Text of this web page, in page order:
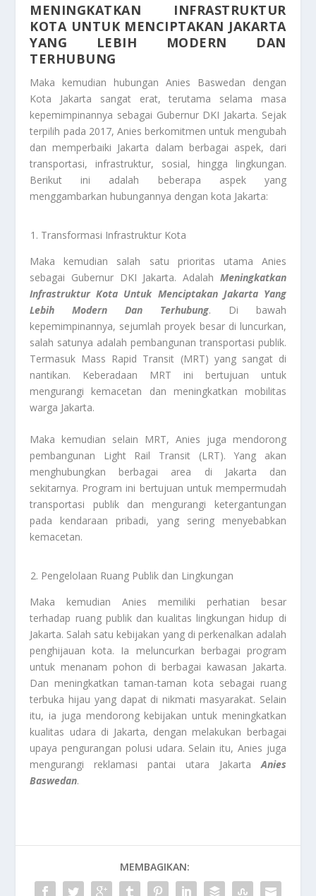
MENINGKATKAN INFRASTRUKTUR
KOTA UNTUK MENCIPTAKAN JAKARTA
YANG LEBIH MODERN DAN
TERHUBUNG
Maka kemudian hubungan Anies Baswedan dengan
Kota Jakarta sangat erat, terutama selama masa
kepemimpinannya sebagai Gubernur DKI Jakarta. Sejak
terpilih pada 2017, Anies berkomitmen untuk mengubah
dan memperbaiki Jakarta dalam berbagai aspek, dari
transportasi, infrastruktur, sosial, hingga lingkungan.
Berikut ini adalah beberapa aspek yang
menggambarkan hubungannya dengan kota Jakarta:
Transformasi Infrastruktur Kota
Maka kemudian salah satu prioritas utama Anies
sebagai Gubernur DKI Jakarta. Adalah Meningkatkan
Infrastruktur Kota Untuk Menciptakan Jakarta Yang
Lebih Modern Dan Terhubung. Di bawah
kepemimpinannya, sejumlah proyek besar di luncurkan,
salah satunya adalah pembangunan transportasi publik.
Termasuk Mass Rapid Transit (MRT) yang sangat di
nantikan. Keberadaan MRT ini bertujuan untuk
mengurangi kemacetan dan meningkatkan mobilitas
warga Jakarta.
Maka kemudian selain MRT, Anies juga mendorong
pembangunan Light Rail Transit (LRT). Yang akan
menghubungkan berbagai area di Jakarta dan
sekitarnya. Program ini bertujuan untuk mempermudah
transportasi publik dan mengurangi ketergantungan
pada kendaraan pribadi, yang sering menyebabkan
kemacetan.
Pengelolaan Ruang Publik dan Lingkungan
Maka kemudian Anies memiliki perhatian besar
terhadap ruang publik dan kualitas lingkungan hidup di
Jakarta. Salah satu kebijakan yang di perkenalkan adalah
penghijauan kota. Ia meluncurkan berbagai program
untuk menanam pohon di berbagai kawasan Jakarta.
Dan meningkatkan taman-taman kota sebagai ruang
terbuka hijau yang dapat di nikmati masyarakat. Selain
itu, ia juga mendorong kebijakan untuk meningkatkan
kualitas udara di Jakarta, dengan melakukan berbagai
upaya pengurangan polusi udara. Selain itu, Anies juga
mengurangi reklamasi pantai utara JakartaAnies
Baswedan.
MEMBAGIKAN: